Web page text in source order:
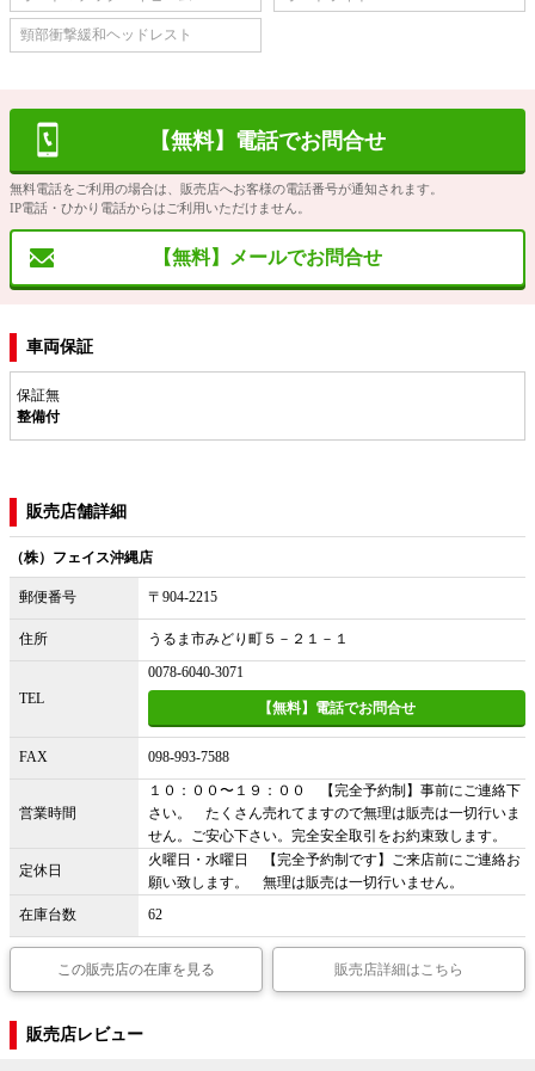
頸部衝撃緩和ヘッドレスト
【無料】電話でお問合せ
無料電話をご利用の場合は、販売店へお客様の電話番号が通知されます。
IP電話・ひかり電話からはご利用いただけません。
【無料】メールでお問合せ
車両保証
保証無
整備付
販売店舗詳細
（株）フェイス沖縄店
郵便番号 〒904-2215
住所 うるま市みどり町５－２１－１
TEL
0078-6040-3071
【無料】電話でお問合せ
FAX 098-993-7588
営業時間
１０：００〜１９：００ 【完全予約制】事前にご連絡下
さい。 たくさん売れてますので無理は販売は一切行いま
せん。ご安心下さい。完全安全取引をお約束致します。
定休日
火曜日・水曜日 【完全予約制です】ご来店前にご連絡お
願い致します。 無理は販売は一切行いません。
在庫台数
62
この販売店の在庫を見る 販売店詳細はこちら
販売店レビュー